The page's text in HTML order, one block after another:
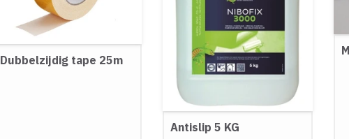
Dubbelzijdig tape 25m
Antislip 5 KG